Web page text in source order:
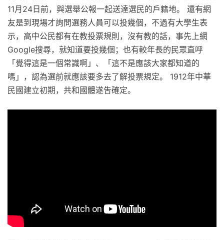
11月24日前，與選舉公報一起送達選民的戶籍地。 還有網
友是到現場才詢問選務人員可以投幾個，不過有大學生表
示，高中公民都有在教投票規則，沒有教的話，事先上網
Google搜尋，就知道要投幾個；也有較年長的民眾直呼
「覺得這是一個常識啊」、「這不是應該大家都知道的
嗎」，認為選前就應該要多去了解投票規定。 1912年中華
民國建立初期，共和國體遂吿確定。